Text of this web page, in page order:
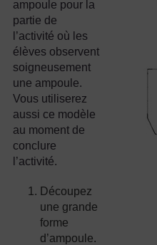
ampoule pour la
partie de
l’activité où les
élèves observent
soigneusement
une ampoule.
Vous utiliserez
aussi ce modèle
au moment de
conclure
l’activité.
Découpez
une grande
forme
d’ampoule.